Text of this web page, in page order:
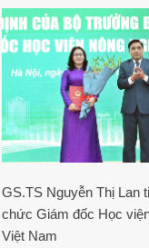
GS.TS Nguyễn Thị Lan
chức Giám đốc Học
Việt Nam